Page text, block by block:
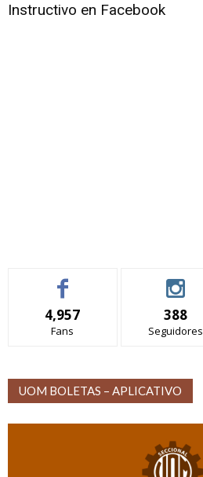
Instructivo en Facebook
4,957
Fans
388
Seguidores
UOM BOLETAS – APLICATIVO